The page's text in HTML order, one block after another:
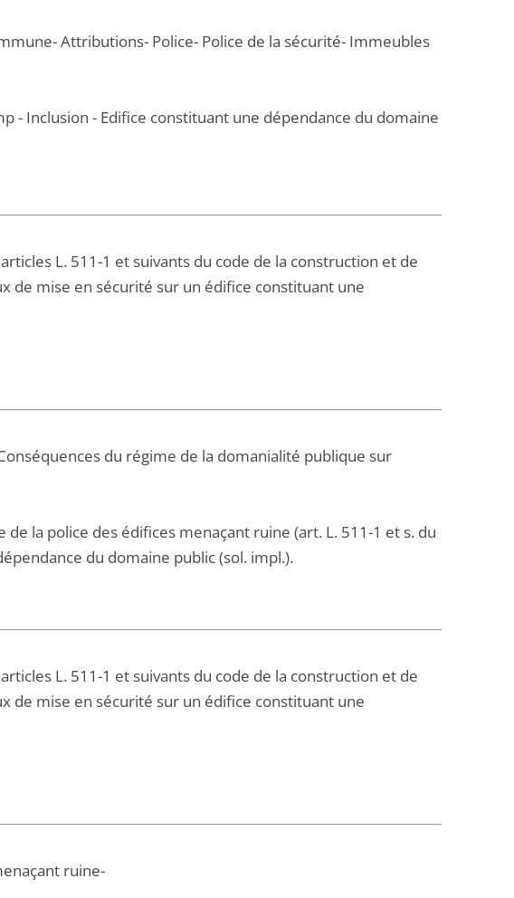
Attributions- Police- Police de la sécurité- Immeubles
- Inclusion - Edifice constituant une dépendance du domaine
L. 511-1 et suivants du code de la construction et de
de mise en sécurité sur un édifice constituant une
du régime de la domanialité publique sur
la police des édifices menaçant ruine (art. L. 511-1 et s. du
du domaine public (sol. impl.).
L. 511-1 et suivants du code de la construction et de
de mise en sécurité sur un édifice constituant une
ruine-